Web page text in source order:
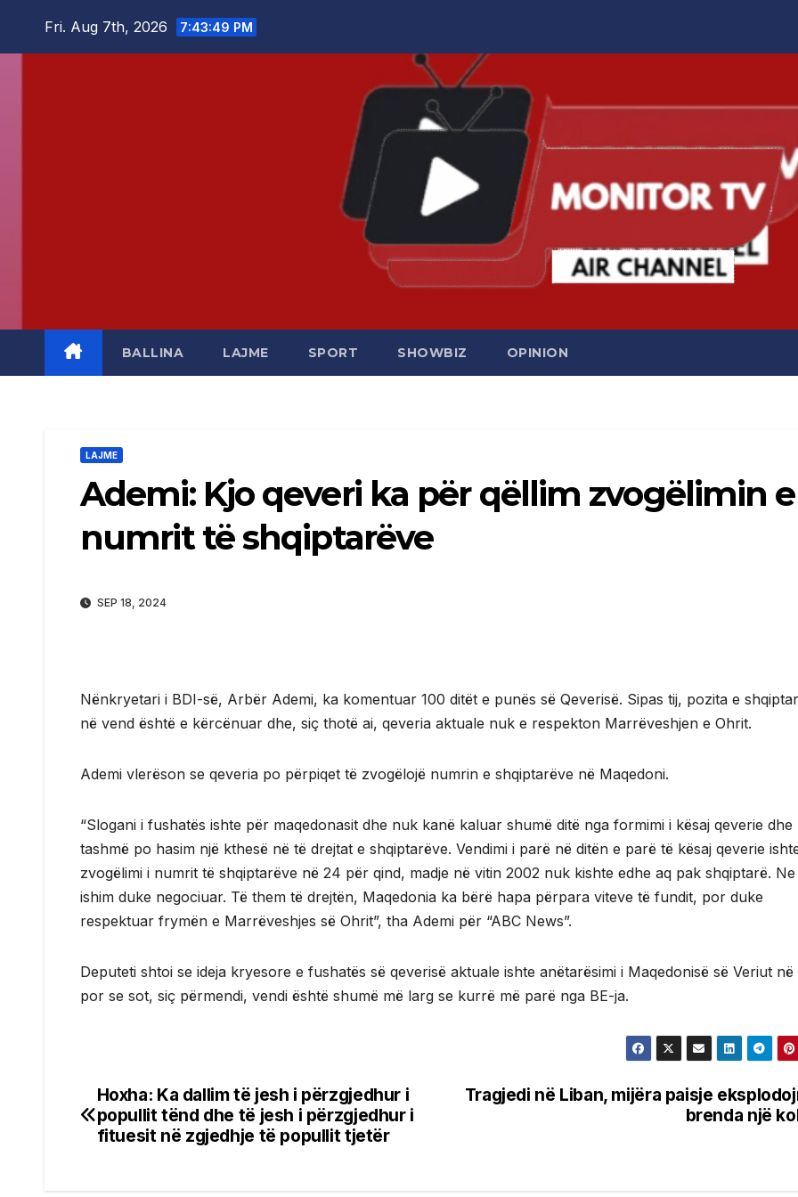
Fri. Aug 7th, 2026 7:43:49 PM
BALLINA LAJME SPORT SHOWBIZ OPINION
LAJME
Ademi: Kjo qeveri ka për qëllim zvogëlimin e
numrit të shqiptarëve
SEP 18, 2024
Nënkryetari i BDI-së, Arbër Ademi, ka komentuar 100 ditët e punës së Qeverisë. Sipas tij, pozita e
në vend është e kërcënuar dhe, siç thotë ai, qeveria aktuale nuk e respekton Marrëveshjen e Ohrit.
Ademi vlerëson se qeveria po përpiqet të zvogëlojë numrin e shqiptarëve në Maqedoni.
“Slogani i fushatës ishte për maqedonasit dhe nuk kanë kaluar shumë ditë nga formimi i kësaj qeverie dhe
tashmë po hasim një kthesë në të drejtat e shqiptarëve. Vendimi i parë në ditën e parë të kësaj qeverie
zvogëlimi i numrit të shqiptarëve në 24 për qind, madje në vitin 2002 nuk kishte edhe aq pak shqiptarë. Ne
ishim duke negociuar. Të them të drejtën, Maqedonia ka bërë hapa përpara viteve të fundit, por duke
respektuar frymën e Marrëveshjes së Ohrit”, tha Ademi për “ABC News”.
Deputeti shtoi se ideja kryesore e fushatës së qeverisë aktuale ishte anëtarësimi i Maqedonisë së Veriut në
por se sot, siç përmendi, vendi është shumë më larg se kurrë më parë nga BE-ja.
Post
navigation
Tragjedi në Liban, mijëra paisje
brenda një
Hoxha: Ka dallim të jesh i përzgjedhur i
popullit tënd dhe të jesh i përzgjedhur i
fituesit në zgjedhje të popullit tjetër